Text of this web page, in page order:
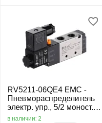
RV5211-06QE4 EMC -
Пневмораспределитель
электр. упр., 5/2 моност.,
G1/8, 24 VDC
в наличии: 2